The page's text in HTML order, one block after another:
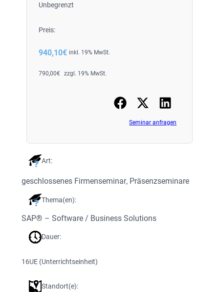
Unbegrenzt
Preis:
940,10€ inkl. 19% MwSt.
790,00€ zzgl. 19% MwSt.
Seminar anfragen
Art:
geschlossenes Firmenseminar, Präsenzseminare
Thema(en):
SAP® – Software / Business Solutions
Dauer:
16UE (Unterrichtseinheit)
Standort(e):